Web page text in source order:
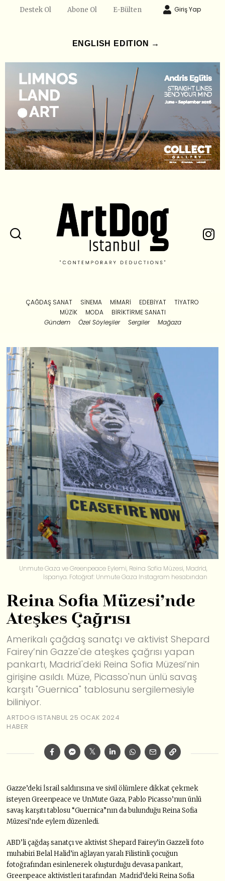
Destek Ol Abone Ol E-Bülten Giriş Yap
ENGLISH EDITION →
ÇAĞDAŞ SANAT SINEMA MIMARI EDEBIYAT
TIYATRO
MÜZIK
MODA
BIRIKTIRME SANATI
Gündem
Özel Söyleşiler Sergiler Mağaza
Unmute Gaza ve Greenpeace Eylemi, Reina Sofia Müzesi, Madrid,
İspanya. Fotoğraf: Unmute Gaza Instagram hesabından
Reina Sofia Müzesi’nde
Ateşkes Çağrısı
Amerikalı çağdaş sanatçı ve aktivist Shepard
Fairey’nin Gazze'de ateşkes çağrısı yapan
pankartı, Madrid'deki Reina Sofia Müzesi’nin
girişine asıldı. Müze, Picasso'nun ünlü savaş
karşıtı "Guernica" tablosunu sergilemesiyle
biliniyor.
ARTDOG ISTANBUL 25 OCAK 2024
HABER
Gazze’deki İsrail saldırısına ve sivil ölümlere dikkat çekmek
isteyen Greenpeace ve UnMute Gaza, Pablo Picasso’nun ünlü
savaş karşıtı tablosu “Guernica”nın da bulunduğu Reina Sofia
Müzesi’nde eylem düzenledi.
ABD’li çağdaş sanatçı ve aktivist Shepard Fairey’in Gazzeli foto
muhabiri Belal Halid’in ağlayan yaralı Filistinli çocuğun
fotoğrafından esinlenerek oluşturduğu devasa pankart,
Greenpeace aktivistleri tarafından Madrid’deki Reina Sofia